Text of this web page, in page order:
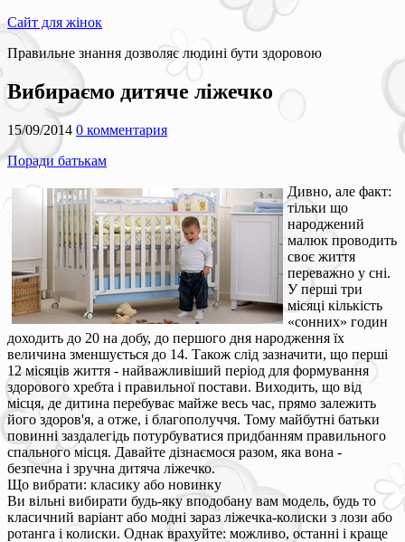
Сайт для жінок
Правильне знання дозволяє людині бути здоровою
Вибираємо дитяче ліжечко
15/09/2014 0 комментария
Поради батькам
Дивно, але факт:
тільки що
народжений
малюк проводить
своє життя
переважно у сні.
У перші три
місяці кількість
«сонних» годин
доходить до 20 на добу, до першого дня народження їх
величина зменшується до 14. Також слід зазначити, що перші
12 місяців життя - найважливіший період для формування
здорового хребта і правильної постави. Виходить, що від
місця, де дитина перебуває майже весь час, прямо залежить
його здоров'я, а отже, і благополуччя. Тому майбутні батьки
повинні заздалегідь потурбуватися придбанням правильного
спального місця. Давайте дізнаємося разом, яка вона -
безпечна і зручна дитяча ліжечко.
Що вибрати: класику або новинку
Ви вільні вибирати будь-яку вподобану вам модель, будь то
класичний варіант або модні зараз ліжечка-колиски з лози або
ротанга і колиски. Однак врахуйте: можливо, останні і краще